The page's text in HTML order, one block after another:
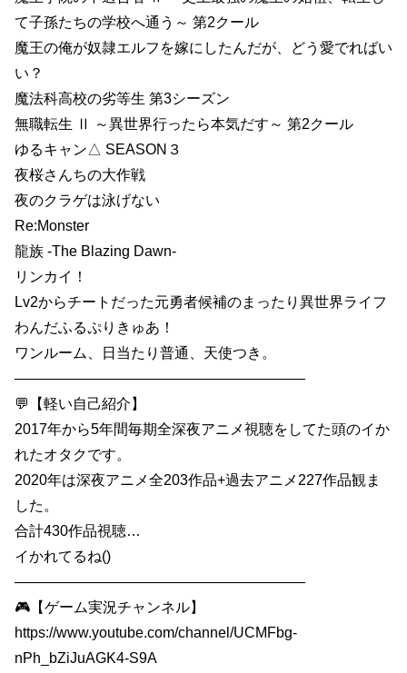
て子孫たちの学校へ通う～ 第2クール
魔王の俺が奴隷エルフを嫁にしたんだが、どう愛でればい
い？
魔法科高校の劣等生 第3シーズン
無職転生 Ⅱ ～異世界行ったら本気だす～ 第2クール
ゆるキャン△ SEASON３
夜桜さんちの大作戦
夜のクラゲは泳げない
Re:Monster
龍族 -The Blazing Dawn-
リンカイ！
Lv2からチートだった元勇者候補のまったり異世界ライフ
わんだふるぷりきゅあ！
ワンルーム、日当たり普通、天使つき。
————————————————————
💬【軽い自己紹介】
2017年から5年間毎期全深夜アニメ視聴をしてた頭のイか
れたオタクです。
2020年は深夜アニメ全203作品+過去アニメ227作品観ま
した。
合計430作品視聴…
イかれてるね()
————————————————————
🎮【ゲーム実況チャンネル】
https://www.youtube.com/channel/UCMFbg-
nPh_bZiJuAGK4-S9A